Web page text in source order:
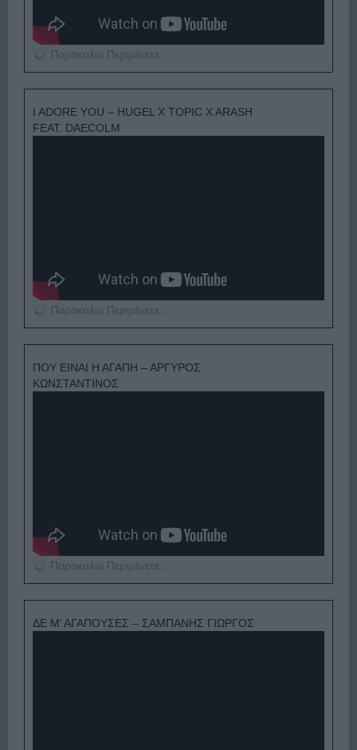
Παρακαλώ Περιμένετε...
I ADORE YOU – HUGEL X TOPIC X ARASH
FEAT. DAECOLM
Παρακαλώ Περιμένετε...
ΠΟΥ ΕΙΝΑΙ Η ΑΓΑΠΗ – ΑΡΓΥΡΟΣ
ΚΩΝΣΤΑΝΤΙΝΟΣ
Παρακαλώ Περιμένετε...
ΔΕ Μ’ ΑΓΑΠΟΥΣΕΣ – ΣΑΜΠΑΝΗΣ ΓΙΩΡΓΟΣ